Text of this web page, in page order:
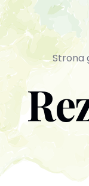
Grupy wsparcia
Poradnictwo
Psychoterapia
Terapia
Strona